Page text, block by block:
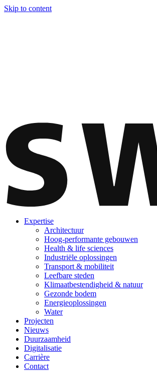
Skip to content
Expertise
Architectuur
Hoog-performante gebouwen
Health & life sciences
Industriële oplossingen
Transport & mobiliteit
Leefbare steden
Klimaatbestendigheid & natuur
Gezonde bodem
Energieoplossingen
Water
Projecten
Nieuws
Duurzaamheid
Digitalisatie
Carrière
Contact